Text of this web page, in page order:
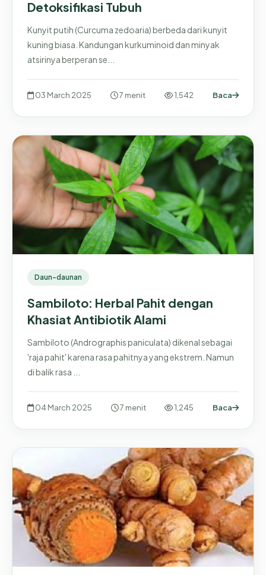
Detoksifikasi Tubuh
Kunyit putih (Curcuma zedoaria) berbeda dari kunyit
kuning biasa. Kandungan kurkuminoid dan minyak
atsirinya berperan se...
03 March 2025 7 menit 1,542 Baca
Daun-daunan
Sambiloto: Herbal Pahit dengan
Khasiat Antibiotik Alami
Sambiloto (Andrographis paniculata) dikenal sebagai
'raja pahit' karena rasa pahitnya yang ekstrem. Namun
di balik rasa ...
04 March 2025 7 menit 1,245 Baca